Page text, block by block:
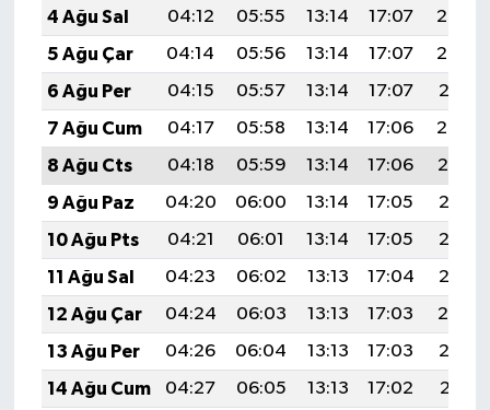
4 Ağu Sal 04:12 05:55 13:14 17:07
20:24
5 Ağu Çar
04:14 05:56 13:14 17:07
20:22
6 Ağu Per
04:15 05:57 13:14 17:07
20:21
7 Ağu Cum
04:17 05:58 13:14 17:06
20:20
8 Ağu Cts
04:18 05:59 13:14 17:06
20:19
9 Ağu Paz
04:20 06:00 13:14 17:05
20:18
10 Ağu Pts
04:21 06:01 13:14 17:05
20:16
11 Ağu Sal
04:23 06:02 13:13 17:04
20:15
12 Ağu Çar
04:24 06:03 13:13 17:03
20:14
13 Ağu Per
04:26 06:04 13:13 17:03
20:12
14 Ağu Cum
04:27 06:05 13:13 17:02
20:11